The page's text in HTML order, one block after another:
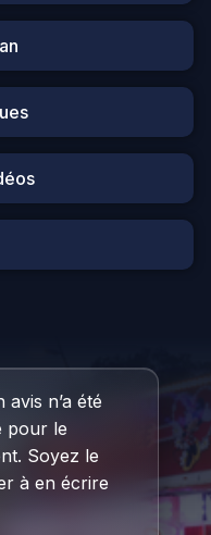
avis n’a été
pour le
Soyez le
à en écrire